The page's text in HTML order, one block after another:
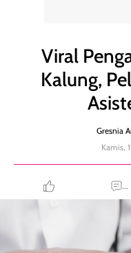
Viral
Kalung,
Gresnia
Kamis,
...